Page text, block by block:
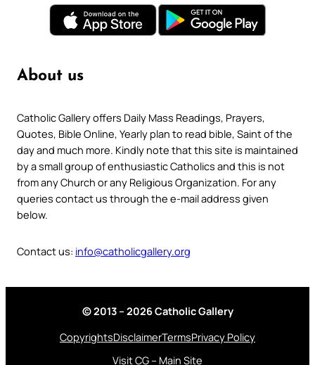
About us
Catholic Gallery offers Daily Mass Readings, Prayers,
Quotes, Bible Online, Yearly plan to read bible, Saint of the
day and much more. Kindly note that this site is maintained
by a small group of enthusiastic Catholics and this is not
from any Church or any Religious Organization. For any
queries contact us through the e-mail address given
below.
Contact us: info@catholicgallery.org
© 2013 – 2026 Catholic Gallery
CopyrightsDisclaimerTermsPrivacy Policy
Visit CG – Main Site